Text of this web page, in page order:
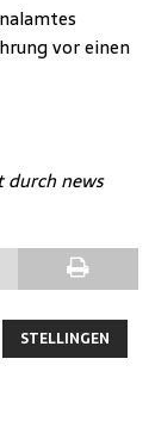
vor einen
durch news
STELLINGEN